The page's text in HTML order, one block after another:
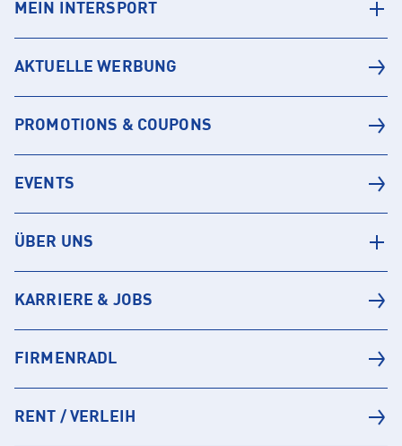
MEIN INTERSPORT
AKTUELLE WERBUNG
PROMOTIONS & COUPONS
EVENTS
ÜBER UNS
KARRIERE & JOBS
FIRMENRADL
RENT / VERLEIH